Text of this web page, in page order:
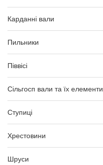
Карданні вали
Пильники
Піввісі
Сільгосп вали та їх елементи
Ступиці
Хрестовини
Шруси